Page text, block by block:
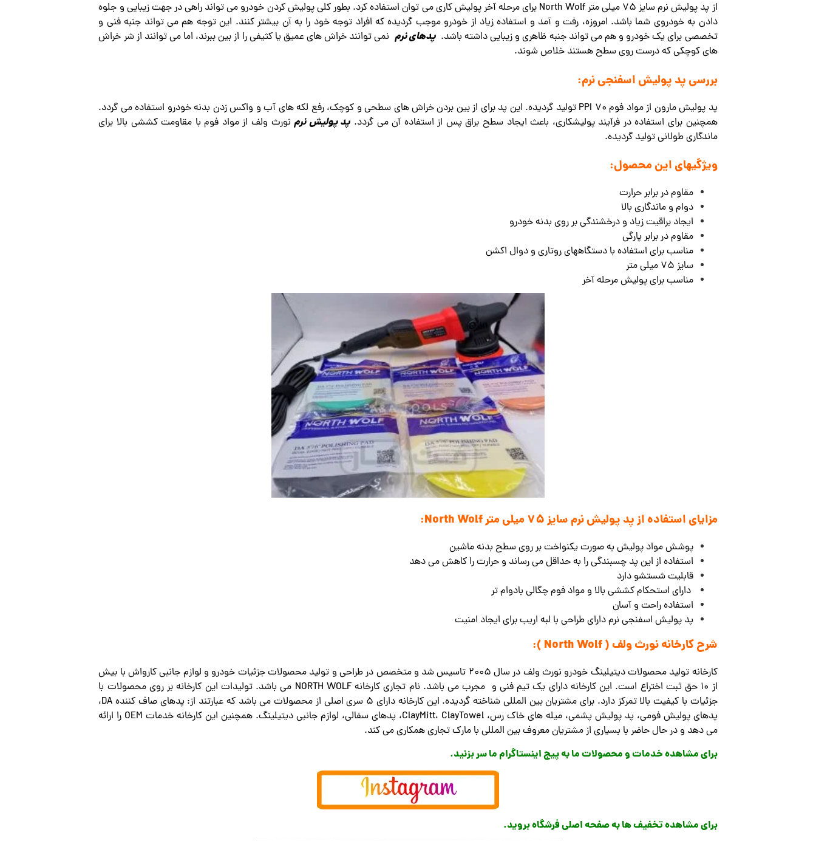
از پد پولیش نرم سایز 75 میلی متر North Wolf برای مرحله آخر پولیش کاری می توان استفاده کرد. بطور کلی پولیش کردن خودرو می تواند راهی در جهت زیبایی و جلوه
دادن به خودروی شما باشد. امروزه، رفت و آمد و استفاده زیاد از خودرو موجب گردیده که افراد توجه خود را به آن بیشتر کنند. این توجه هم می تواند جنبه فنی و
تخصصی برای یک خودرو و هم می تواند جنبه ظاهری و زیبایی داشته باشد.پدهای نرم نمی توانند خراش های عمیق یا کثیفی را از بین ببرند، اما می توانند از شر خراش
های کوچکی که درست روی سطح هستند خلاص شوند.
بررسی پد پولیش اسفنجی نرم:
پد پولیش مارون از مواد فوم 70 PPI تولید گردیده. این پد برای از بین بردن خراش های سطحی و کوچک، رفع لکه های آب و واکس زدن بدنه خودرو استفاده می گردد.
همچنین برای استفاده در فرآیند پولیشکاری، باعث ایجاد سطح براق پس از استفاده آن می گردد. پد پولیش نرمنورث ولف از مواد فوم با مقاومت کششی بالا برای
ماندگاری طولانی تولید گردیده.
ویژگیهای این محصول:
مقاوم در برابر حرارت
دوام و ماندگاری بالا
ایجاد براقیت زیاد و درخشندگی بر روی بدنه خودرو
مقاوم در برابر پارگی
مناسب برای استفاده با دستگاههای روتاری و دوال اکشن
سایز 75 میلی متر
مناسب برای پولیش مرحله آخر
مزایای استفاده از پد پولیش نرم سایز 75 میلی متر North Wolf:
پوشش مواد پولیش به صورت یکنواخت بر روی سطح بدنه ماشین
استفاده از این پد چسبندگی را به حداقل می رساند و حرارت را کاهش می دهد
قابلیت شستشو دارد
دارای استحکام کششی بالا و مواد فوم چگالی بادوام تر
استفاده راحت و آسان
پد پولیش اسفنجی نرم دارای طراحی با لبه اریب برای ایجاد امنیت
شرح کارخانه نورث ولف ( North Wolf ):
کارخانه تولید محصولات دیتیلینگ خودرو نورث ولف در سال 2005 تاسیس شد و متخصص در طراحی و تولید محصولات جزئیات خودرو و لوازم جانبی کارواش با بیش
از 10 حق ثبت اختراع است. این کارخانه دارای یک تیم فنی و مجرب می باشد. نام تجاری کارخانه NORTH WOLF می باشد. تولیدات این کارخانه بر روی محصولات با
جزئیات با کیفیت بالا تمرکز دارد. برای مشتریان بین المللی شناخته گردیده. این کارخانه دارای 5 سری اصلی از محصولات می باشد که عبارتند از: پدهای صاف کننده DA،
پدهای پولیش فومی، پد پولیش پشمی، میله های خاک رس، ClayMitt، ClayTowel، پدهای سفالی، لوازم جانبی دیتیلینگ. همچنین این کارخانه خدمات OEM را ارائه
می دهد و در حال حاضر با بسیاری از مشتریان معروف بین المللی با مارک تجاری همکاری می کند.
برای مشاهده خدمات و محصولات ما به پیج اینستاگرام ما سر بزنید.
برای مشاهده تخفیف ها به صفحه اصلی فرشگاه بروید.